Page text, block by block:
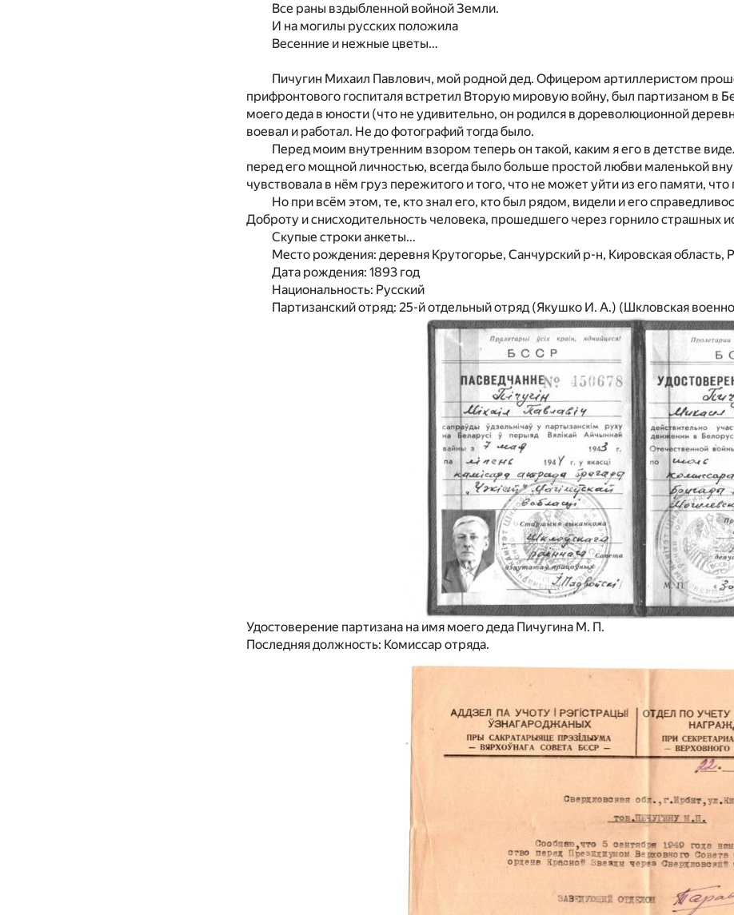
Все раны вздыбленной войной Земли.
И на могилы русских положила
Весенние и нежные цветы…
Пичугин Михаил Павлович, мой родной дед. Офицером артиллеристом
прифронтового госпиталя встретил Вторую мировую войну, был партизаном в
моего деда в юности (что не удивительно, он родился в дореволюционной
воевал и работал. Не до фотографий тогда было.
Перед моим внутренним взором теперь он такой, каким я его в детстве
перед его мощной личностью, всегда было больше простой любви маленькой
чувствовала в нём груз пережитого и того, что не может уйти из его памяти,
Но при всём этом, те, кто знал его, кто был рядом, видели и его
Доброту и снисходительность человека, прошедшего через горнило страшных
Скупые строки анкеты…
Место рождения: деревня Крутогорье, Санчурский р-н, Кировская область,
Дата рождения: 1893 год
Национальность: Русский
Партизанский отряд: 25-й отдельный отряд (Якушко И. А.) (Шкловская
Удостоверение партизана на имя моего деда Пичугина М. П.
Последняя должность: Комиссар отряда.